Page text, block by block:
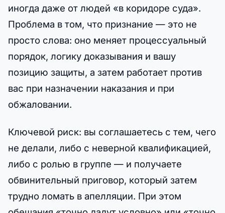
иногда даже от людей «в коридоре суда».
Проблема в том, что признание — это не
просто слова: оно меняет процессуальный
порядок, логику доказывания и вашу
позицию защиты, а затем работает против
вас при назначении наказания и при
обжаловании.
Ключевой риск: вы соглашаетесь с тем, чего
не делали, либо с неверной квалификацией,
либо с ролью в группе — и получаете
обвинительный приговор, который затем
трудно ломать в апелляции. При этом